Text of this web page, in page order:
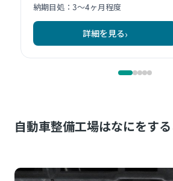
自動車整備工場はなにをす